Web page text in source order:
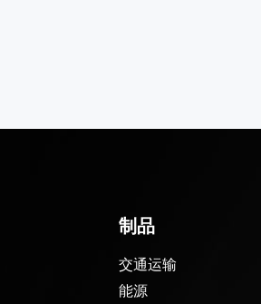
制品
交通运输
能源